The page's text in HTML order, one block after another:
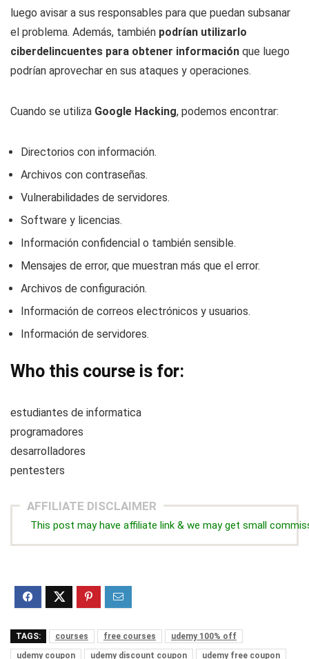
luego avisar a sus responsables para que puedan subsanar
el problema. Además, también podrían utilizarlo
ciberdelincuentes para obtener información que luego
podrían aprovechar en sus ataques y operaciones.
Cuando se utiliza Google Hacking, podemos encontrar:
Directorios con información.
Archivos con contraseñas.
Vulnerabilidades de servidores.
Software y licencias.
Información confidencial o también sensible.
Mensajes de error, que muestran más que el error.
Archivos de configuración.
Información de correos electrónicos y usuarios.
Información de servidores.
Who this course is for:
estudiantes de informatica
programadores
desarrolladores
pentesters
AFFILIATE DISCLAIMER
This post may have affiliate link & we may get small
TAGS: courses free courses
udemy 100% off
udemy coupon
udemy discount coupon udemy free coupon